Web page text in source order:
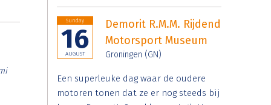
Sunday
16
AUGUST
Demorit R.M.M. Rijdend
Motorsport Museum
Groningen (GN)
Een superleuke dag waar de oudere
motoren tonen dat ze er nog steeds bij